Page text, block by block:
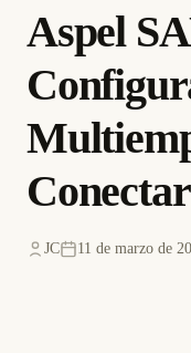
Aspel
JC 11 de marzo de